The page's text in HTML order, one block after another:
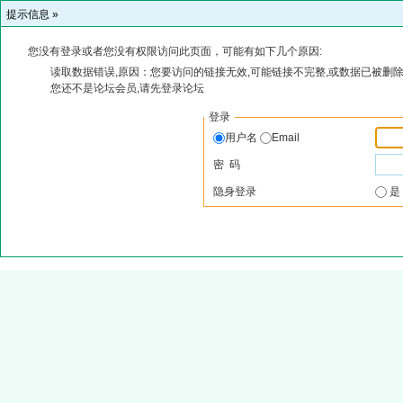
提示信息 »
您没有登录或者您没有权限访问此页面，可能有如下几个原因:
读取数据错误,原因：您要访问的链接无效,可能链接不完整,或数据已被删
您还不是论坛会员,请先登录论坛
登录
用户名
Email
密 码
隐身登录